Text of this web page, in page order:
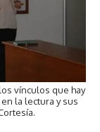
vínculos que hay
la lectura y sus